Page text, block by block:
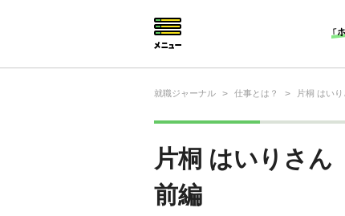
就職ジャーナル > 仕事とは？ > 片桐 はい
片桐 はいりさん
前編
仕事の選び方・ヒント
仕事とは？